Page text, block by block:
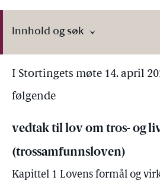
Innhold og søk
I Stortingets møte 14. april
følgende
vedtak til lov om tros- og
(trossamfunnsloven)
Kapittel 1 Lovens formål og